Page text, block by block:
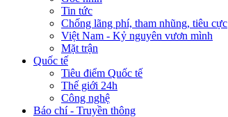
Tin tức
Chống lãng phí, tham nhũng, tiêu cực
Việt Nam - Kỷ nguyên vươn mình
Mặt trận
Quốc tế
Tiêu điểm Quốc tế
Thế giới 24h
Công nghệ
Báo chí - Truyền thông